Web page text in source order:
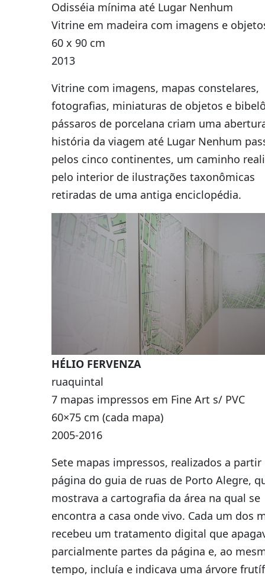
Odisséia mínima até Lugar Nenhum
Vitrine em madeira com imagens e
60 x 90 cm
2013
Vitrine com imagens, mapas constelares,
fotografias, miniaturas de objetos e
pássaros de porcelana criam uma
história da viagem até Lugar Nenhum
pelos cinco continentes, um caminho
pelo interior de ilustrações taxonômicas
retiradas de uma antiga enciclopédia.
HÉLIO FERVENZA
ruaquintal
7 mapas impressos em Fine Art s/ PVC
60×75 cm (cada mapa)
2005-2016
Sete mapas impressos, realizados a partir
página do guia de ruas de Porto Alegre,
mostrava a cartografia da área na qual se
encontra a casa onde vivo. Cada um dos
recebeu um tratamento digital que
parcialmente partes da página e, ao
tempo, incluía e indicava uma árvore